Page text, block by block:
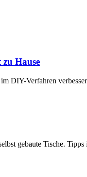
Hause
DIY-Verfahren
gebaute Tische. Tipps